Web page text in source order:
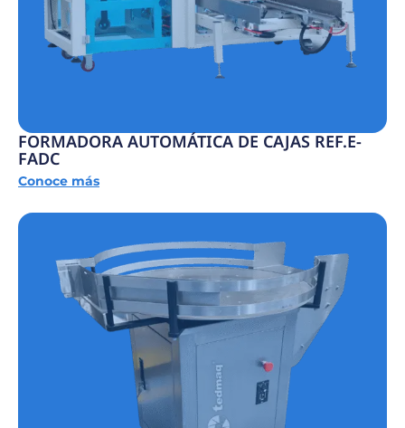
FORMADORA AUTOMÁTICA DE CAJAS REF.E-
FADC
Conoce más